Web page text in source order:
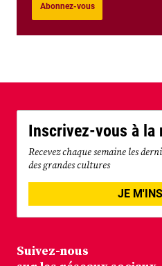
Abonnez-vous
Inscrivez-vous à la
Recevez chaque semaine les
des grandes cultures
JE
Suivez-nous